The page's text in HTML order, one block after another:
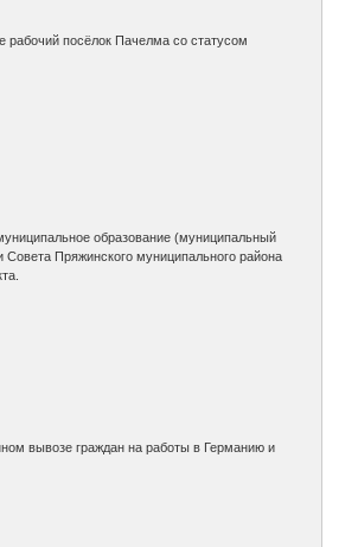
рабочий посёлок Пачелма со статусом
образование (муниципальный
Пряжинского муниципального района
вывозе граждан на работы в Германию и